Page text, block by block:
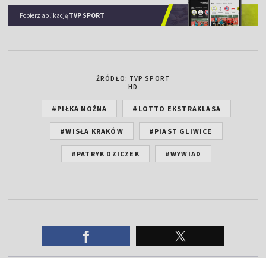
Pobierz aplikację TVP SPORT
ŹRÓDŁO: TVP SPORT
HD
#PIŁKA NOŻNA #LOTTO EKSTRAKLASA
#WISŁA KRAKÓW #PIAST GLIWICE
#PATRYK DZICZEK #WYWIAD